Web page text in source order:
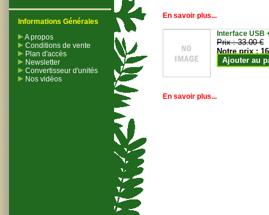
Informations Générales
A propos
Conditions de vente
Plan d'accès
Newsletter
Convertisseur d'unités
Nos vidéos
En savoir plus...
Interface USB
Prix :33.00 €
Notre prix :
Ajouter au
En savoir plus...